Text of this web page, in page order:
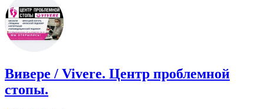
Вивере / Vivere. Центр проблемной
стопы.